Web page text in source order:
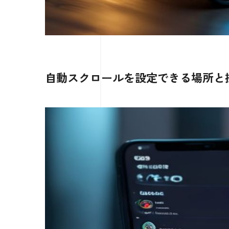
自動スクロールを設定できる場所